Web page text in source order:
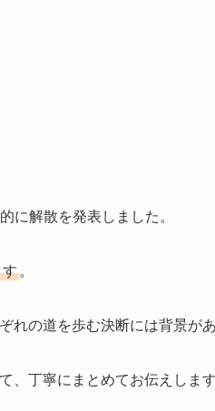
に解散を発表しました。
す 。
れの道を歩む決断には背景があ
、丁寧にまとめてお伝えします